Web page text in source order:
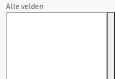
Alle velden